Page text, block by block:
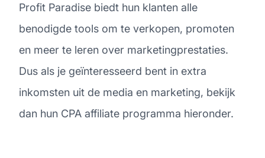
Profit Paradise biedt hun klanten alle
benodigde tools om te verkopen, promoten
en meer te leren over marketingprestaties.
Dus als je geïnteresseerd bent in extra
inkomsten uit de media en marketing, bekijk
dan hun CPA affiliate programma hieronder.